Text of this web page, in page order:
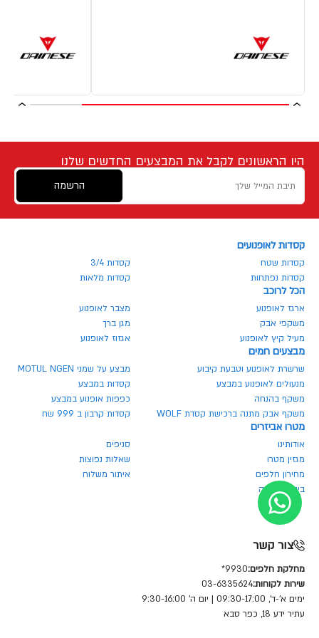
היו הראשונים לקבל את המבצעים החדשים שלנו
הרשמה
קסדות לאופנועים
קסדות שטח
קסדות 3/4
קסדות נפתחות
קסדות מלאות
הכל לרוכב
ארגז לאופנוע
מצבר לאופנוע
משקפי אבק
מגן ברך
מעיל קיץ לאופנוע
אגזוז לאופנוע
מבצעים חמים
שרשרת לאופנוע וטבעת קיבוע
מבצע על שמני MOTUL NGEN
מנעולים לאופנוע במבצע
קסדות במבצע
משקף בהנחה
כפפות אופנוע במבצע
משקף אבק מתנה ברכישת קסדת WOLF
קסדות קרבון ב 999 שח
מטרו אביזרים
אודותינו
סניפים
מגזין מטרו
שאלות נפוצות
מחירון חלפים
איתור משלוח
ביטול הזמנה
צור קשר
מחלקת חלפים:9930*
שירות לקוחות:03-6335624
ימים א'-ד', 09:30-17:00 | יום ה' 9:30-16:00
עתיר ידע 18, כפר סבא